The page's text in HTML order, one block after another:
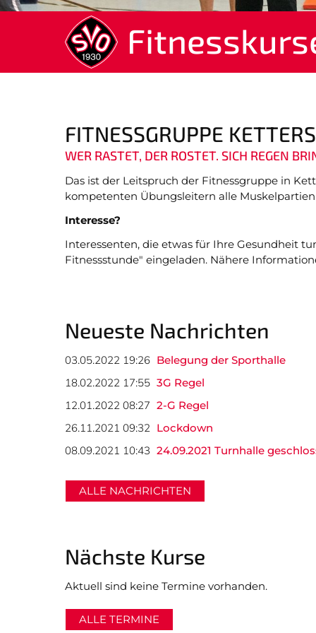
FITNESSGRUPPE
WER RASTET, DER ROSTET. SICH REGEN
Das ist der Leitspruch der Fitnessgruppe in
kompetenten Übungsleitern alle
Interesse?
Interessenten, die etwas für Ihre Gesundheit
Fitnessstunde" eingeladen. Nähere
Neueste Nachrichten
03.05.2022 19:26 Belegung der Sporthalle
18.02.2022 17:55 3G Regel
12.01.2022 08:27 2-G Regel
26.11.2021 09:32 Lockdown
08.09.2021 10:43 24.09.2021 Turnhalle
ALLE NACHRICHTEN
Nächste Kurse
Aktuell sind keine Termine vorhanden.
ALLE TERMINE
überspringen